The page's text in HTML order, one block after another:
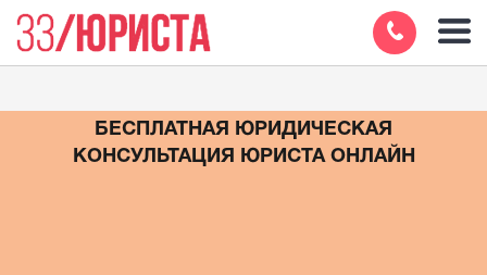
БЕСПЛАТНАЯ ЮРИДИЧЕСКАЯ
КОНСУЛЬТАЦИЯ ЮРИСТА ОНЛАЙН